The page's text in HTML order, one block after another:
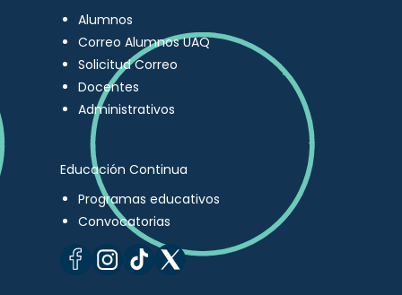
Alumnos
Correo Alumnos UAQ
Solicitud Correo
Docentes
Administrativos
Educación Continua
Programas educativos
Convocatorias